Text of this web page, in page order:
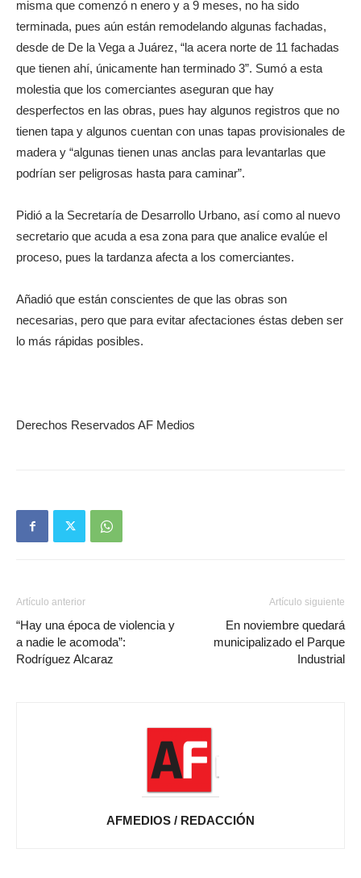
misma que comenzó n enero y a 9 meses, no ha sido
terminada, pues aún están remodelando algunas fachadas,
desde de De la Vega a Juárez, “la acera norte de 11 fachadas
que tienen ahí, únicamente han terminado 3”. Sumó a esta
molestia que los comerciantes aseguran que hay
desperfectos en las obras, pues hay algunos registros que no
tienen tapa y algunos cuentan con unas tapas provisionales de
madera y “algunas tienen unas anclas para levantarlas que
podrían ser peligrosas hasta para caminar”.
Pidió a la Secretaría de Desarrollo Urbano, así como al nuevo
secretario que acuda a esa zona para que analice evalúe el
proceso, pues la tardanza afecta a los comerciantes.
Añadió que están conscientes de que las obras son
necesarias, pero que para evitar afectaciones éstas deben ser
lo más rápidas posibles.
Derechos Reservados AF Medios
Artículo anterior
“Hay una época de violencia y
a nadie le acomoda”:
Rodríguez Alcaraz
Artículo siguiente
En noviembre quedará
municipalizado el Parque
Industrial
AFMEDIOS / REDACCIÓN